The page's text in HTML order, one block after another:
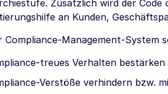
Zusätzlich wird der
an Kunden,
Compliance-Management-System
treues Verhalten
Verstöße verhindern bzw.